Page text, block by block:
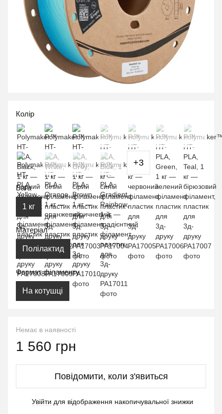
Колір
+3
Вага
1 кг
Матеріал
Полілактид
Формат філаменту
На котушці
Немає в наявності
1 560 грн
Повідомити, коли з'явиться
Увійти для відображення накопичувальної знижки